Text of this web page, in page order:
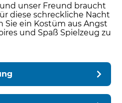
unser Freund braucht
diese schreckliche Nacht
Sie ein Kostüm aus Angst
und Spaß Spielzeug zu